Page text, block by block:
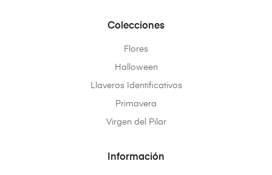
Colecciones
Flores
Halloween
Llaveros Identificativos
Primavera
Virgen del Pilar
Información